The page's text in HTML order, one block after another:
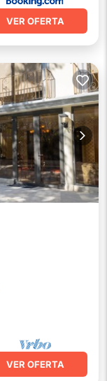
VER OFERTA
VER OFERTA